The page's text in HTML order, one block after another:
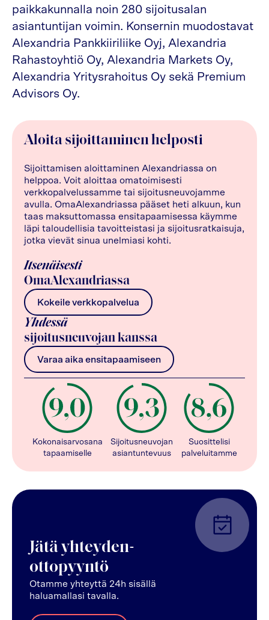
paikkakunnalla noin 280 sijoitusalan
asiantuntijan voimin. Konsernin muodostavat
Alexandria Pankkiiriliike Oyj, Alexandria
Rahastoyhtiö Oy, Alexandria Markets Oy,
Alexandria Yritysrahoitus Oy sekä Premium
Advisors Oy.
Aloita sijoittaminen helposti
Sijoittamisen aloittaminen Alexandriassa on
helppoa. Voit aloittaa omatoimisesti
verkkopalvelussamme tai sijoitusneuvojamme
avulla. OmaAlexandriassa pääset heti alkuun, kun
taas maksuttomassa ensitapaamisessa käymme
läpi taloudellisia tavoitteistasi ja sijoitusratkaisuja,
jotka vievät sinua unelmiasi kohti.
Itsenäisesti
OmaAlexandriassa
Kokeile verkkopalvelua
Yhdessä
sijoitusneuvojan kanssa
Varaa aika ensitapaamiseen
Kokonaisarvosana
tapaamiselle
Sijoitusneuvojan
asiantuntevuus
Suosittelisi
palveluitamme
Jätä yhteyden-
ottopyyntö
Otamme yhteyttä 24h sisällä
haluamallasi tavalla.